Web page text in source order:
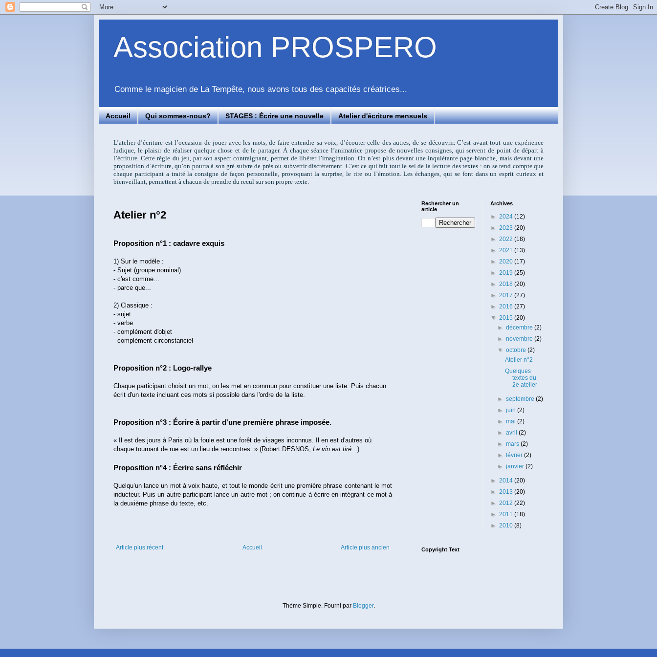
Association PROSPERO
Comme le magicien de La Tempête, nous avons tous des capacités créatrices...
Accueil Qui sommes-nous? STAGES : Écrire une nouvelle Atelier d'écriture mensuels
L’atelier d’écriture est l’occasion de jouer avec les mots, de faire entendre sa voix, d’écouter celle des autres, de se découvrir. C’est avant tout une expérience
ludique, le plaisir de réaliser quelque chose et de le partager. À chaque séance l’animatrice propose de nouvelles consignes, qui servent de point de départ à
l’écriture. Cette règle du jeu, par son aspect contraignant, permet de libérer l’imagination. On n’est plus devant une inquiétante page blanche, mais devant une
proposition d’écriture, qu’on pourra à son gré suivre de près ou subvertir discrètement. C’est ce qui fait tout le sel de la lecture des textes : on se rend compte que
chaque participant a traité la consigne de façon personnelle, provoquant la surprise, le rire ou l’émotion. Les échanges, qui se font dans un esprit curieux et
bienveillant, permettent à chacun de prendre du recul sur son propre texte.
Atelier n°2
Proposition n°1 : cadavre exquis
1) Sur le modèle :
- Sujet (groupe nominal)
- c'est comme...
- parce que...
2) Classique :
- sujet
- verbe
- complément d'objet
- complément circonstanciel
Proposition n°2 : Logo-rallye
Chaque participant choisit un mot; on les met en commun pour constituer une liste. Puis chacun
écrit d'un texte incluant ces mots si possible dans l'ordre de la liste.
Proposition n°3 : Écrire à partir d'une première phrase imposée.
« Il est des jours à Paris où la foule est une forêt de visages inconnus. Il en est d'autres où
chaque tournant de rue est un lieu de rencontres. » (Robert DESNOS, Le vin est tiré... )
Proposition n°4 : Écrire sans réfléchir
Quelqu’un lance un mot à voix haute, et tout le monde écrit une première phrase contenant le mot
inducteur. Puis un autre participant lance un autre mot ; on continue à écrire en intégrant ce mot à
la deuxième phrase du texte, etc.
Article plus récent Article plus ancien
Accueil
Rechercher un
article
Archives
► 2024 (12)
► 2023 (20)
► 2022 (18)
► 2021 (13)
► 2020 (17)
► 2019 (25)
► 2018 (20)
► 2017 (27)
► 2016 (27)
▼ 2015 (20)
►décembre(2)
►novembre(2)
▼octobre(2)
Atelier n°2
Quelques
textes du
2e atelier
►septembre(2)
►juin(2)
►mai(2)
►avril(2)
►mars(2)
►février(2)
►janvier(2)
► 2014 (20)
► 2013 (20)
► 2012 (22)
► 2011 (18)
► 2010 (8)
Copyright Text
Thème Simple. Fourni par Blogger.